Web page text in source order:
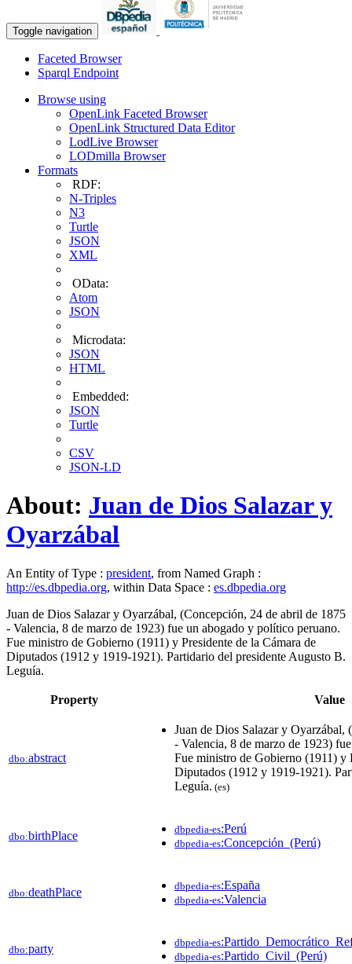
Toggle navigation
Faceted Browser
Sparql Endpoint
Browse using
OpenLink Faceted Browser
OpenLink Structured Data Editor
LodLive Browser
LODmilla Browser
Formats
RDF:
N-Triples
N3
Turtle
JSON
XML
OData:
Atom
JSON
Microdata:
JSON
HTML
Embedded:
JSON
Turtle
CSV
JSON-LD
About: Juan de Dios Salazar y
Oyarzábal
An Entity of Type : president, from Named Graph :
http://es.dbpedia.org, within Data Space : es.dbpedia.org
Juan de Dios Salazar y Oyarzábal, (Concepción, 24 de abril de 1875
- Valencia, 8 de marzo de 1923) fue un abogado y político peruano.
Fue ministro de Gobierno (1911) y Presidente de la Cámara de
Diputados (1912 y 1919-1921). Partidario del presidente Augusto B.
Leguía.
Property Value
dbo:abstract
Juan de Dios Salazar y
- Valencia, 8 de marzo de 1923)
Fue ministro de Gobierno (1911) y
Diputados (1912 y 1919-1921).
Leguía. (es)
dbo:birthPlace dbpedia-es:Perú
dbpedia-es:Concepción_(Perú)
dbo:deathPlace dbpedia-es:España
dbpedia-es:Valencia
dbo:party dbpedia-es
dbpedia-es:Partido_Civil_(Perú)